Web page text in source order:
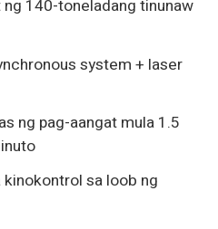
ng 140-toneladang tinunaw
system + laser
ng pag-aangat mula 1.5
sa loob ng